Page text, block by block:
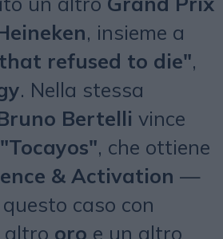
, insieme a
refused to die",
. Nella stessa
Bertelli vince
"Tocayos", che ottiene
& Activation —
caso con
altro oro e un altro